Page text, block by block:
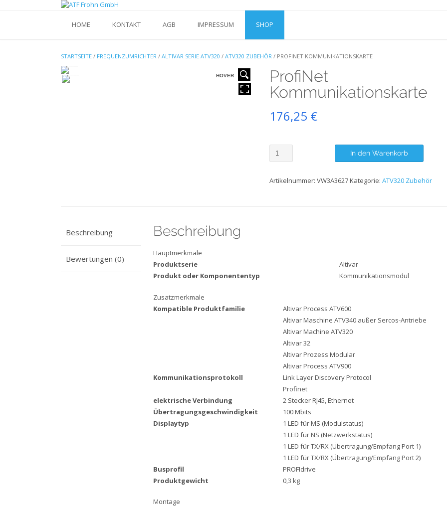
HOME KONTAKT AGB IMPRESSUM SHOP
STARTSEITE / FREQUENZUMRICHTER / ALTIVAR SERIE ATV320 / ATV320 ZUBEHÖR / PROFINET KOMMUNIKATIONSKARTE
HOVER
ProfiNet
Kommunikationskarte
176,25 €
ProfiNet
Kommunikationskarte
In den Warenkorb
Artikelnummer: VW3A3627Kategorie: ATV320 Zubehör
Beschreibung
Bewertungen (0)
Beschreibung
Hauptmerkmale
Produktserie
Altivar
Produkt oder Komponententyp
Kommunikationsmodul
Zusatzmerkmale
Kompatible Produktfamilie
Altivar Process ATV600
Altivar Maschine ATV340 außer Sercos-Antriebe
Altivar Machine ATV320
Altivar 32
Altivar Prozess Modular
Altivar Process ATV900
Kommunikationsprotokoll
Link Layer Discovery Protocol
Profinet
elektrische Verbindung
2 Stecker RJ45, Ethernet
Übertragungsgeschwindigkeit
100 Mbits
Displaytyp
1 LED für MS (Modulstatus)
1 LED für NS (Netzwerkstatus)
1 LED für TX/RX (Übertragung/Empfang Port 1)
1 LED für TX/RX (Übertragung/Empfang Port 2)
Busprofil
PROFIdrive
Produktgewicht
0,3 kg
Montage